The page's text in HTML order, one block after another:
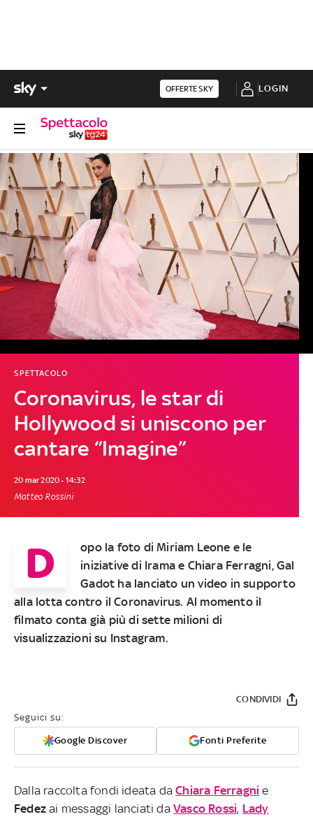
OFFERTE SKY LOGIN
Coronavirus, le star di
Hollywood si uniscono per
cantare “Imagine”
SPETTACOLO
20 mar 2020 - 14:32
Matteo Rossini
D opo la foto diMiriam Leone e le
iniziative di Irama e Chiara Ferragni,Gal
Gadot ha lanciato un video in supporto
alla lotta contro ilCoronavirus. Al momento il
filmato conta già più di sette milioni di
visualizzazioni su Instagram.
Seguici su:
Google Discover Fonti Preferite
CONDIVIDI
Dalla raccolta fondi ideata daChiara Ferragni e
Fedez ai messaggi lanciati da Vasco Rossi, Lady